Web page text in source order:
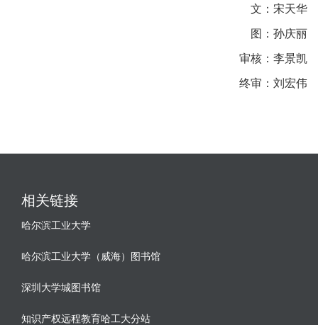
文：宋天华
图：孙庆丽
审核：李景凯
终审：刘宏伟
相关链接
哈尔滨工业大学
哈尔滨工业大学（威海）图书馆
深圳大学城图书馆
知识产权远程教育哈工大分站